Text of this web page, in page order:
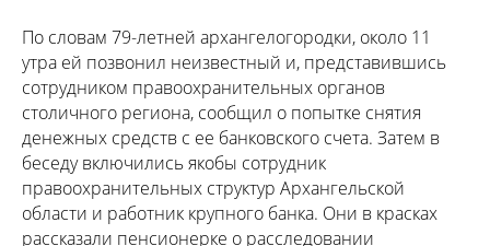
По словам 79-летней архангелогородки, около 11
утра ей позвонил неизвестный и, представившись
сотрудником правоохранительных органов
столичного региона, сообщил о попытке снятия
денежных средств с ее банковского счета. Затем в
беседу включились якобы сотрудник
правоохранительных структур Архангельской
области и работник крупного банка. Они в красках
рассказали пенсионерке о расследовании